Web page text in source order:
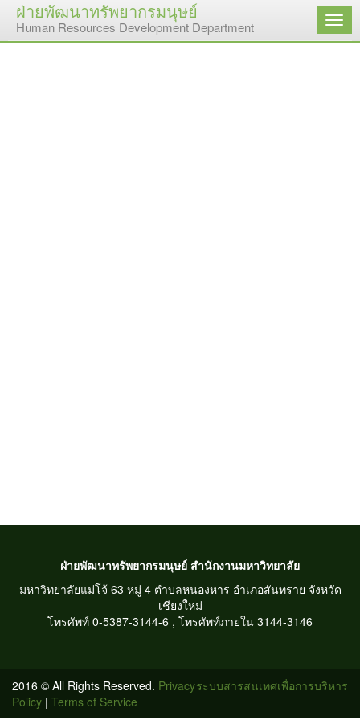
ฝ่ายพัฒนาทรัพยากรมนุษย์
Human Resources Development Department เมนู
ฝ่ายพัฒนาทรัพยากรมนุษย์ สำนักงานมหาวิทยาลัย
มหาวิทยาลัยแม่โจ้ 63 หมู่ 4 ตำบลหนองหาร อำเภอสันทราย จังหวัด
เชียงใหม่
โทรศัพท์ 0-5387-3144-6 , โทรศัพท์ภายใน 3144-3146
ระบบสารสนเทศเพื่อการบริหาร
2016 © All Rights Reserved. Privacy
Policy | Terms of Service